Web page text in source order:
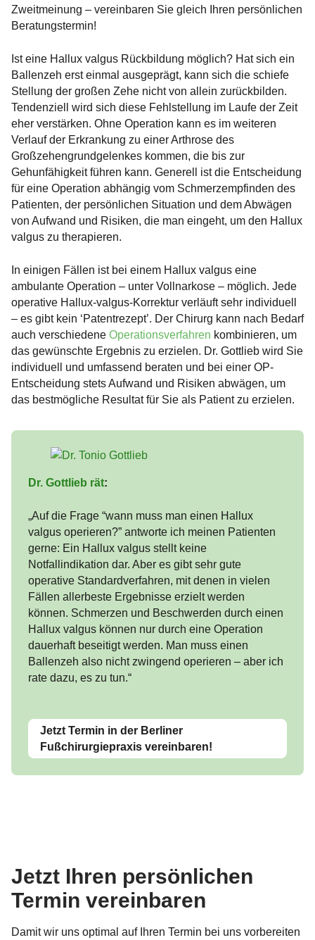
Zweitmeinung – vereinbaren Sie gleich Ihren persönlichen
Beratungstermin!
Ist eine Hallux valgus Rückbildung möglich? Hat sich ein
Ballenzeh erst einmal ausgeprägt, kann sich die schiefe
Stellung der großen Zehe nicht von allein zurückbilden.
Tendenziell wird sich diese Fehlstellung im Laufe der Zeit
eher verstärken. Ohne Operation kann es im weiteren
Verlauf der Erkrankung zu einer Arthrose des
Großzehengrundgelenkes kommen, die bis zur
Gehunfähigkeit führen kann. Generell ist die Entscheidung
für eine Operation abhängig vom Schmerzempfinden des
Patienten, der persönlichen Situation und dem Abwägen
von Aufwand und Risiken, die man eingeht, um den Hallux
valgus zu therapieren.
In einigen Fällen ist bei einem Hallux valgus eine
ambulante Operation – unter Vollnarkose – möglich. Jede
operative Hallux-valgus-Korrektur verläuft sehr individuell
– es gibt kein ‘Patentrezept’. Der Chirurg kann nach Bedarf
auch verschiedene Operationsverfahren kombinieren, um
das gewünschte Ergebnis zu erzielen. Dr. Gottlieb wird Sie
individuell und umfassend beraten und bei einer OP-
Entscheidung stets Aufwand und Risiken abwägen, um
das bestmögliche Resultat für Sie als Patient zu erzielen.
Dr. Gottlieb rät:
„Auf die Frage “wann muss man einen Hallux
valgus operieren?” antworte ich meinen Patienten
gerne: Ein Hallux valgus stellt keine
Notfallindikation dar. Aber es gibt sehr gute
operative Standardverfahren, mit denen in vielen
Fällen allerbeste Ergebnisse erzielt werden
können. Schmerzen und Beschwerden durch einen
Hallux valgus können nur durch eine Operation
dauerhaft beseitigt werden. Man muss einen
Ballenzeh also nicht zwingend operieren – aber ich
rate dazu, es zu tun.“
Jetzt Termin in der Berliner
Fußchirurgiepraxis vereinbaren!
Jetzt Ihren persönlichen
Termin vereinbaren
Damit wir uns optimal auf Ihren Termin bei uns vorbereiten